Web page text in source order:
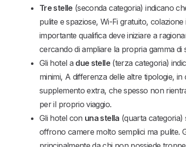
Tre stelle (seconda categoria) indicano
pulite e spaziose, Wi-Fi gratuito,
importante qualifica deve iniziare a
cercando di ampliare la propria gamma
Gli hotel a due stelle(terza categoria)
minimi, A differenza delle altre tipologie,
supplemento extra, che spesso non
per il proprio viaggio.
Gli hotel con una stella (quarta categoria)
offrono camere molto semplici ma pulite.